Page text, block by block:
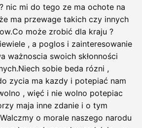
nic mi do tego ze ma ochote na
ma przewage takich czy innych
może zrobić dla kraju ?
, a poglos i zainteresowanie
ważnoscia swoich skłonności
sobie beda rózni ,
zycia ma kazdy i potepiać nam
, więć i nie wolno potepiac
maja inne zdanie i o tym
o morale naszego narodu